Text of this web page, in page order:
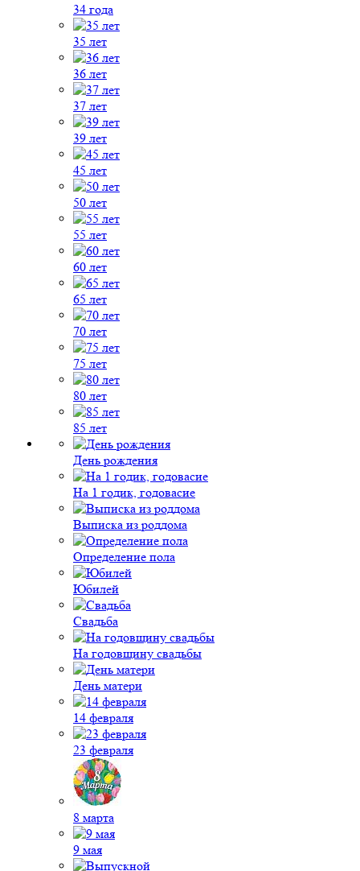
34 года
35 лет
36 лет
37 лет
39 лет
45 лет
50 лет
55 лет
60 лет
65 лет
70 лет
75 лет
80 лет
85 лет
День рождения
На 1 годик, годовасие
Выписка из роддома
Определение пола
Юбилей
Свадьба
На годовщину свадьбы
День матери
14 февраля
23 февраля
8 марта
9 мая